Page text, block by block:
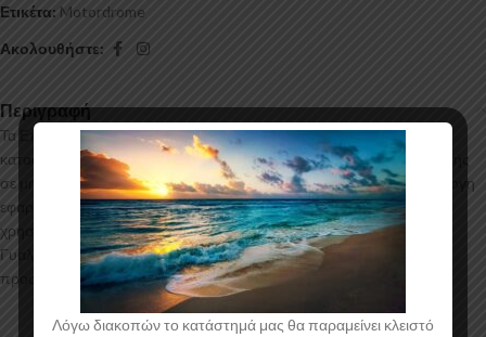
Ετικέτα: Motordrome
Ακολουθήστε:
Περιγραφή
Τα Επιπρόσθετα Μαρσπιέ για το Mercedes Vito Long W447
κατασκευάζονται από ABS Πλαστικό υψηλής ποιότητας και αισθητικής
σε μηχανές θερμοδιαμόρφωσης τελευταίας τεχνολογίας έχοντας άψογη
εφαρμογή και εύκολη τοποθέτηση. Το υλικό πλαστικού που
χρησιμοποιείται για την δημιουργία προϊόντων έρχεται σε Μαύρο
Γυαλιστερό χρώμα και με αντιχαρακτική επιφάνεια. Συνοδεύεται από
προστατευτική μεμβράνη όπου αφαιρείται πριν την τοποθέτηση.
Λόγω διακοπών το κατάστημά μας θα παραμείνει κλειστό